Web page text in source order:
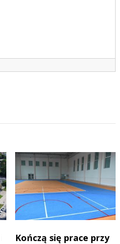
Kończą się prace przy